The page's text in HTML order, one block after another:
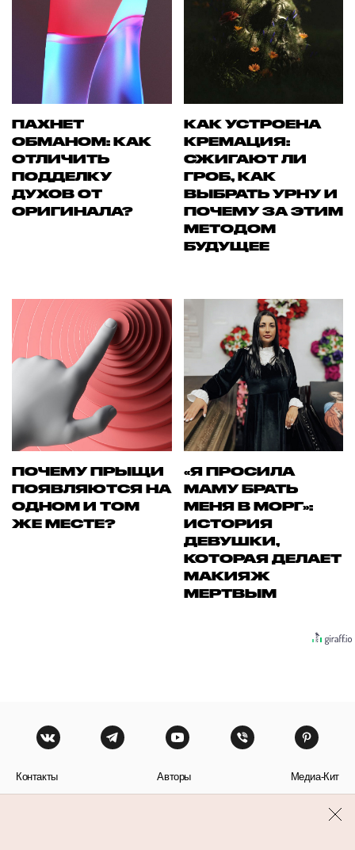
ПАХНЕТ
ОБМАНОМ: КАК
ОТЛИЧИТЬ
ПОДДЕЛКУ
ДУХОВ ОТ
ОРИГИНАЛА?
КАК УСТРОЕНА
КРЕМАЦИЯ:
СЖИГАЮТ ЛИ
ГРОБ, КАК
ВЫБРАТЬ УРНУ И
ПОЧЕМУ ЗА ЭТИМ
МЕТОДОМ
БУДУЩЕЕ
ПОЧЕМУ ПРЫЩИ
ПОЯВЛЯЮТСЯ НА
ОДНОМ И ТОМ
ЖЕ МЕСТЕ?
«Я ПРОСИЛА
МАМУ БРАТЬ
МЕНЯ В МОРГ»:
ИСТОРИЯ
ДЕВУШКИ,
КОТОРАЯ ДЕЛАЕТ
МАКИЯЖ
МЕРТВЫМ
Контакты Авторы Медиа-Кит